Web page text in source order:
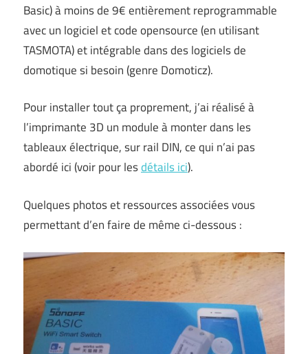
Basic) à moins de 9€ entièrement reprogrammable
avec un logiciel et code opensource (en utilisant
TASMOTA) et intégrable dans des logiciels de
domotique si besoin (genre Domoticz).
Pour installer tout ça proprement, j’ai réalisé à
l’imprimante 3D un module à monter dans les
tableaux électrique, sur rail DIN, ce qui n’ai pas
abordé ici (voir pour lesdétails ici).
Quelques photos et ressources associées vous
permettant d’en faire de même ci-dessous :